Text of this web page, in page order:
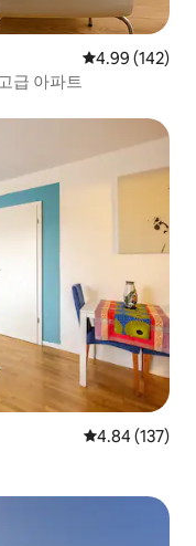
평점 4.99점(5
4.99 (142)
급 아파트
평점 4.84점(5
4.84 (137)